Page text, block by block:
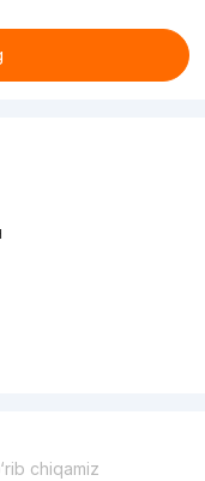
chiqamiz